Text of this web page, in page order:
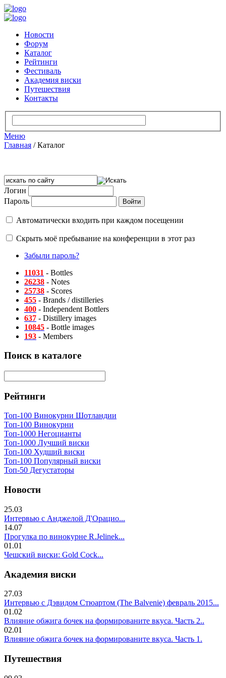
Новости
Форум
Каталог
Рейтинги
Фестиваль
Академия виски
Путешествия
Контакты
Меню
Главная /Каталог
Логин
Пароль
Автоматически входить при каждом посещении
Скрыть моё пребывание на конференции в этот раз
Забыли пароль?
11031 - Bottles
26238 - Notes
25738 - Scores
455 - Brands / distilleries
400 - Independent Bottlers
637 - Distillery images
10845 - Bottle images
193 - Members
Поиск в каталоге
Рейтинги
Топ-100 Винокурни Шотландии
Топ-100 Винокурни
Топ-1000 Негоцианты
Топ-1000 Лучший виски
Топ-100 Худший виски
Топ-100 Популярный виски
Топ-50 Дегустаторы
Новости
25.03
Интервью с Анджелой Д'Орацио...
14.07
Прогулка по винокурне R.Jelinek...
01.01
Чешский виски: Gold Cock...
Академия виски
27.03
Интервью с Дэвидом Стюартом (The Balvenie) февраль 2015...
01.02
Влияние обжига бочек на формированите вкуса. Часть 2..
02.01
Влияние обжига бочек на формированите вкуса. Часть 1.
Путешествия